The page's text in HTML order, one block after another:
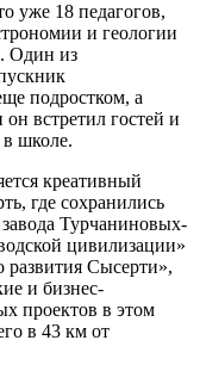
уже 18 педагогов,
и геологии
Один из
подростком, а
встретил гостей и
в школе.
креативный
где сохранились
Турчаниновых-
цивилизации»
Сысерти»,
и бизнес-
проектов в этом
в 43 км от